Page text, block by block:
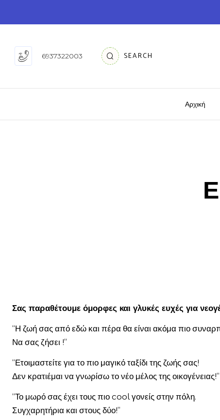
6937322003 SEARCH
Αρχική
Σας παραθέτουμε όμορφες και γλυκές ευχές για
“Η ζωή σας από εδώ και πέρα θα είναι ακόμα πιο
Να σας ζήσει !”
“Ετοιμαστείτε για το πιο μαγικό ταξίδι της ζωής σας!
Δεν κρατιέμαι να γνωρίσω το νέο μέλος της οικογένειας!”
“Το μωρό σας έχει τους πιο cool γονείς στην πόλη.
Συγχαρητήρια και στους δύο!”